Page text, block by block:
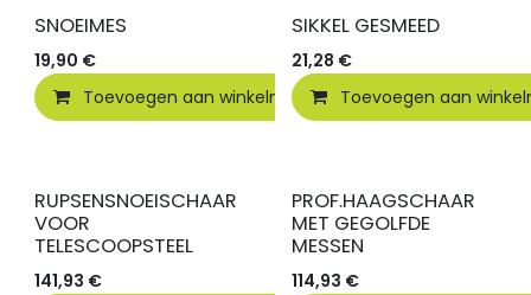
SNOEIMES
19,90 €
Toevoegen aan winkelmandje
SIKKEL GESMEED
21,28 €
Toevoegen aan
RUPSENSNOEISCHAAR
VOOR
TELESCOOPSTEEL
141,93 €
PROF.HAAGSCHAAR
MET GEGOLFDE
MESSEN
114,93 €